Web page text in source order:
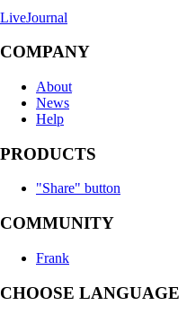
LiveJournal
COMPANY
About
News
Help
PRODUCTS
"Share" button
COMMUNITY
Frank
CHOOSE LANGUAGE